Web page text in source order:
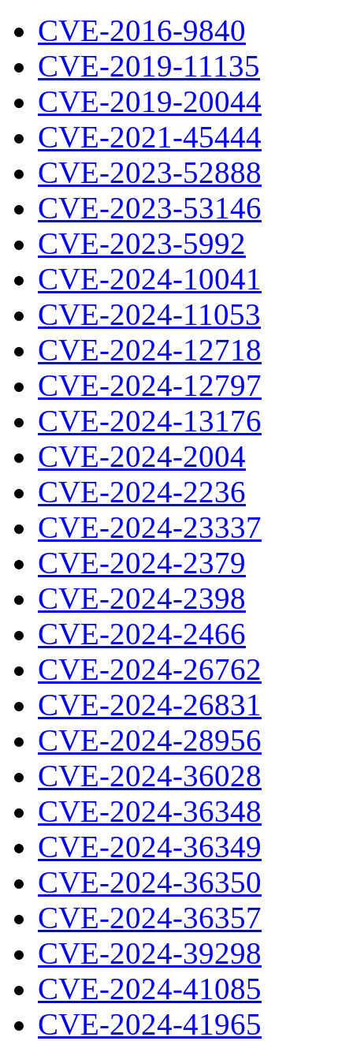
CVE-2016-9840
CVE-2019-11135
CVE-2019-20044
CVE-2021-45444
CVE-2023-52888
CVE-2023-53146
CVE-2023-5992
CVE-2024-10041
CVE-2024-11053
CVE-2024-12718
CVE-2024-12797
CVE-2024-13176
CVE-2024-2004
CVE-2024-2236
CVE-2024-23337
CVE-2024-2379
CVE-2024-2398
CVE-2024-2466
CVE-2024-26762
CVE-2024-26831
CVE-2024-28956
CVE-2024-36028
CVE-2024-36348
CVE-2024-36349
CVE-2024-36350
CVE-2024-36357
CVE-2024-39298
CVE-2024-41085
CVE-2024-41965